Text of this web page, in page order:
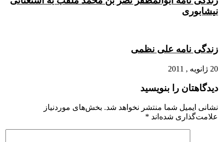
نیشابوری
زندگی نامه علی نظمی
20 ژانویه , 2011
دیدگاهتان را بنویسید
نشانی ایمیل شما منتشر نخواهد شد. بخش‌های موردنیاز
علامت‌گذاری شده‌اند *